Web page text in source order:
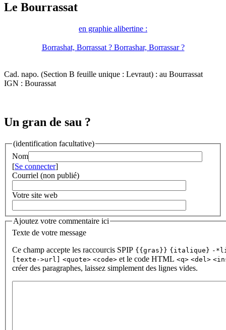
Le Bourrassat
en graphie alibertine :
Borrashat, Borrassat ? Borrashar, Borrassar ?
Cad. napo. (Section B feuille unique : Levraut) : au Bourrassat
IGN : Bourassat
Un gran de sau ?
(identification facultative)
Nom
[Se connecter]
Courriel (non publié)
Votre site web
Ajoutez votre commentaire ici
Texte de votre message
Ce champ accepte les raccourcis SPIP {{gras}} {italique} -
[texte->url]
<quote> <code> et le code HTML <q> <del>
créer des paragraphes, laissez simplement des lignes vides.